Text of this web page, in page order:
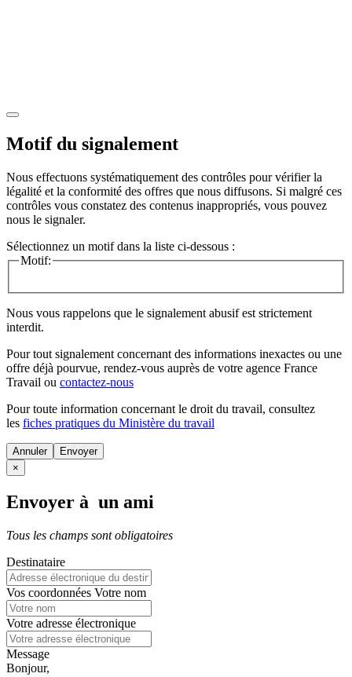
Motif du signalement
Nous effectuons systématiquement des contrôles pour vérifier la
légalité et la conformité des offres que nous diffusons. Si malgré ces
contrôles vous constatez des contenus inappropriés, vous pouvez
nous le signaler.
Sélectionnez un motif dans la liste ci-dessous :
Motif:
Nous vous rappelons que le signalement abusif est strictement
interdit.
Pour tout signalement concernant des informations inexactes ou une
offre déjà pourvue, rendez-vous auprès de votre agence France
Travail ou contactez-nous
Pour toute information concernant le droit du travail, consultez
les fiches pratiques du Ministère du travail
Annuler
×
Envoyer à un ami
Tous les champs sont obligatoires
Destinataire
Vos coordonnées Votre nom
Votre adresse électronique
Message
Bonjour,